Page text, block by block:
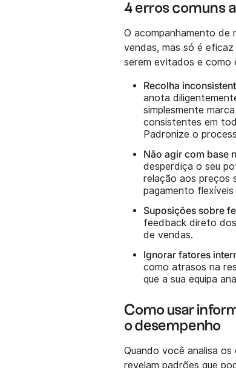
4 erros comuns
O acompanhamento de
vendas, mas só é
serem evitados e como
Recolha
anota
simplesmente
consistentes em
Padronize o
Não agir com base
desperdiça o seu
relação aos preços
pagamento
Suposições sobre
feedback direto
de vendas.
Ignorar fatores
como atrasos na
que a sua equipa
Como usar
o desempenho
Quando você analisa
revelam padrões que